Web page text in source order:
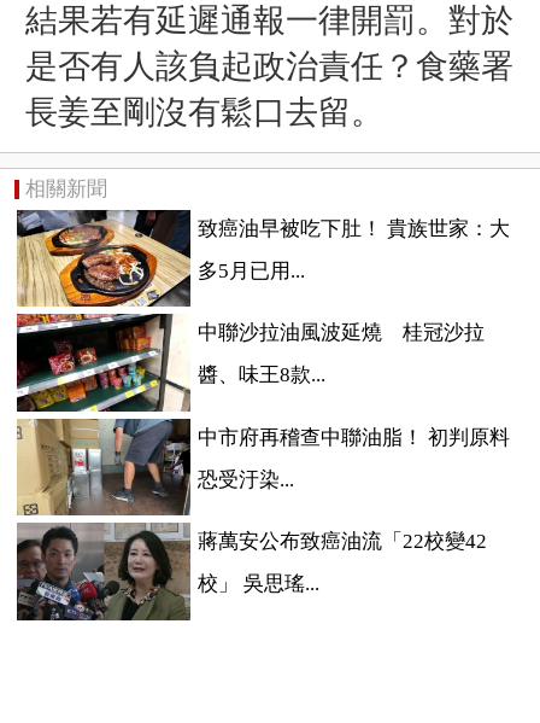
結果若有延遲通報一律開罰。 對於
是否有人該負起政治責任？食藥署
長姜至剛沒有鬆口去留。
相關新聞
致癌油早被吃下肚！ 貴族世家：大
多5月已用...
中聯沙拉油風波延燒 桂冠沙拉
醬、味王8款...
中市府再稽查中聯油脂！ 初判原料
恐受汙染...
蔣萬安公布致癌油流「22校變42
校」 吳思瑤...